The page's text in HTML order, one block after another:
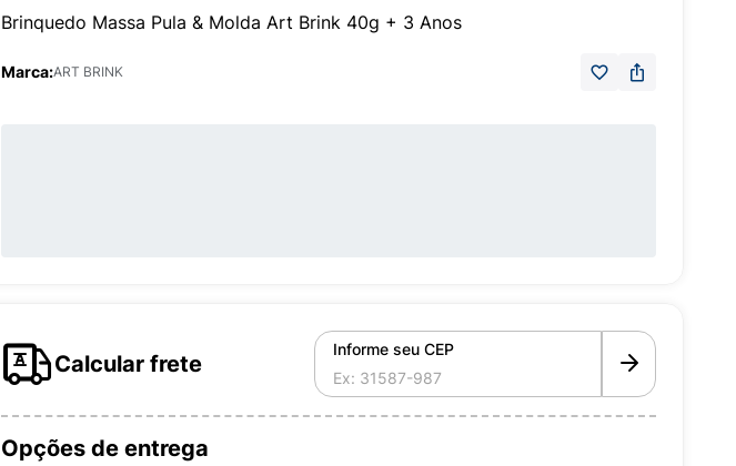
Brinquedo Massa Pula & Molda Art Brink 40g + 3 Anos
Marca:ART BRINK
Calcular frete
Informe seu CEP
Opções de entrega